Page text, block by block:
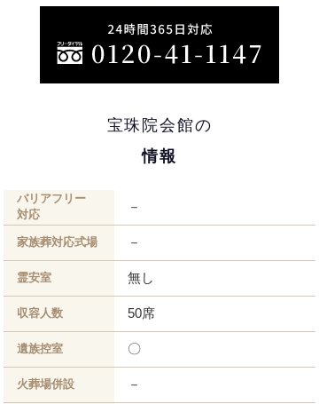
宝珠院会館の
情報
バリアフリー
対応
－
家族葬対応式場 －
霊安室 無し
収容人数 50席
遺族控室 〇
火葬場併設 －